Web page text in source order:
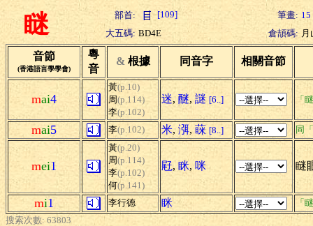
瞇 部首: [109] 筆畫: 15
大五碼: BD4E 倉頡碼: 月
音節
(香港語言學學會)
粵
音
& 根據 同音字 相關音節
mai4
黃(p.10)
周(p.114)
李(p.102)
迷, 醚, 謎 [6..] 「
mai5 李(p.102) 米, 渳, 蔝 [8..] 同
mei1
黃(p.20)
周(p.114)
李(p.102)
何(p.141)
屘, 眯, 咪 瞇
mi1 李行德 眯
「
搜索次數: 63803